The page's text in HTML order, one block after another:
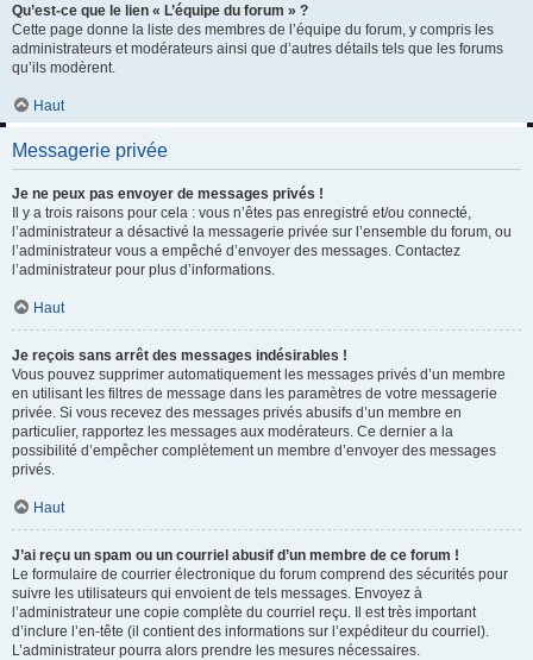
Qu’est-ce que le lien « L’équipe du forum » ?
Cette page donne la liste des membres de l’équipe du forum, y compris les
administrateurs et modérateurs ainsi que d’autres détails tels que les forums
qu’ils modèrent.
Haut
Messagerie privée
Je ne peux pas envoyer de messages privés !
Il y a trois raisons pour cela : vous n’êtes pas enregistré et/ou connecté,
l’administrateur a désactivé la messagerie privée sur l’ensemble du forum, ou
l’administrateur vous a empêché d’envoyer des messages. Contactez
l’administrateur pour plus d’informations.
Haut
Je reçois sans arrêt des messages indésirables !
Vous pouvez supprimer automatiquement les messages privés d’un membre
en utilisant les filtres de message dans les paramètres de votre messagerie
privée. Si vous recevez des messages privés abusifs d’un membre en
particulier, rapportez les messages aux modérateurs. Ce dernier a la
possibilité d’empêcher complètement un membre d’envoyer des messages
privés.
Haut
J’ai reçu un spam ou un courriel abusif d’un membre de ce forum !
Le formulaire de courrier électronique du forum comprend des sécurités pour
suivre les utilisateurs qui envoient de tels messages. Envoyez à
l’administrateur une copie complète du courriel reçu. Il est très important
d’inclure l’en-tête (il contient des informations sur l’expéditeur du courriel).
L’administrateur pourra alors prendre les mesures nécessaires.